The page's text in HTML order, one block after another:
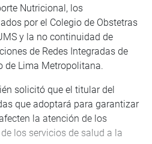
Nutricional, los
por el Colegio de Obstetras
y la no continuidad de
de Redes Integradas de
de Lima Metropolitana.
solicitó que el titular del
que adoptará para garantizar
la atención de los
los servicios de salud a la